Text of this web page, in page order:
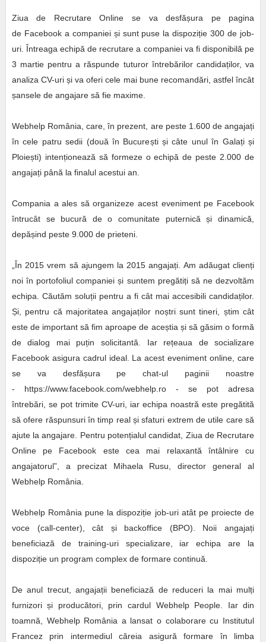
Ziua de Recrutare Online se va desfășura pe pagina
de Facebook a companiei și sunt puse la dispoziție 300 de job-
uri. Întreaga echipă de recrutare a companiei va fi disponibilă pe
3 martie pentru a răspunde tuturor întrebărilor candidaților, va
analiza CV-uri și va oferi cele mai bune recomandări, astfel încât
șansele de angajare să fie maxime.
Webhelp România, care, în prezent, are peste 1.600 de angajați
în cele patru sedii (două în București și câte unul în Galațiși
Ploiești) intenționează să formeze o echipă de peste 2.000 de
angajați până la finalul acestui an.
Compania a ales să organizeze acest eveniment pe Facebook
întrucât se bucură de o comunitate puternicăși dinamică,
depășind peste 9.000 de prieteni.
„În 2015 vrem să ajungem la 2015 angajați. Am adăugat clienți
noi în portofoliul companiei și suntem pregătiți să ne dezvoltăm
echipa. Căutăm soluții pentru a fi cât mai accesibili candidaților.
Și, pentru că majoritatea angajaților noștri sunt tineri, știm cât
este de important să fim aproape de aceștia și să găsim o formă
de dialog mai puțin solicitantă. Iar rețeaua de socializare
Facebook asigura cadrul ideal. La acest eveniment online, care
se va desfășura pe chat-ul paginii noastre
- https://www.facebook.com/webhelp.ro - se pot adresa
întrebări, se pot trimite CV-uri, iar echipa noastră este pregătită
să ofere răspunsuri în timp real și sfaturi extrem de utile care să
ajute la angajare. Pentru potențialul candidat, Ziua de Recrutare
Online pe Facebook este cea mai relaxantă întâlnire cu
angajatorul”, a precizat Mihaela Rusu, director general al
Webhelp România.
Webhelp România pune la dispoziție job-uri atât pe proiecte de
voce (call-center), cât și backoffice (BPO). Noii angajați
beneficiază de training-uri specializare, iar echipa are la
dispoziție un program complex de formare continuă.
De anul trecut, angajații beneficiază de reduceri la mai mulți
furnizori și producători, prin cardul Webhelp People. Iar din
toamnă, Webhelp România a lansat o colaborare cu Institutul
Francez prin intermediul căreia asigură formare în limba